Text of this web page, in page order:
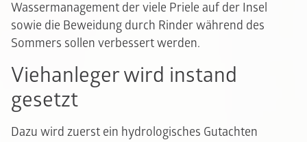
Wassermanagement der viele Priele auf der Insel
sowie die Beweidung durch Rinder während des
Sommers sollen verbessert werden.
Viehanleger wird instand
gesetzt
Dazu wird zuerst ein hydrologisches Gutachten